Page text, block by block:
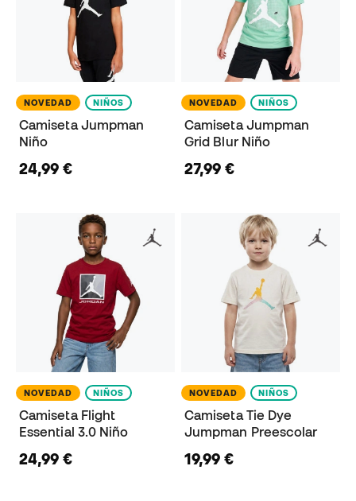
NOVEDAD NIÑOS
Camiseta Jumpman
Niño
24,99 €
NOVEDAD NIÑOS
Camiseta Jumpman
Grid Blur Niño
27,99 €
NOVEDAD NIÑOS
Camiseta Flight
Essential 3.0 Niño
24,99 €
NOVEDAD NIÑOS
Camiseta Tie Dye
Jumpman Preescolar
19,99 €